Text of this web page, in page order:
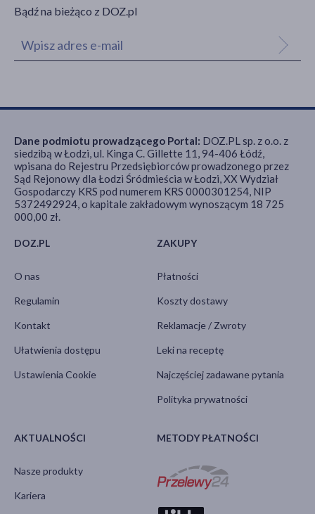
Bądź na bieżąco z DOZ.pl
DOZ.PL
O nas
Regulamin
Kontakt
Ułatwienia dostępu
Ustawienia Cookie
ZAKUPY
Płatności
Koszty dostawy
Reklamacje / Zwroty
Leki na receptę
Najczęściej zadawane pytania
Polityka prywatności
AKTUALNOŚCI
Nasze produkty
Kariera
METODY PŁATNOŚCI
Dane podmiotu prowadzącego Portal: DOZ.PL sp. z o.o. z
siedzibą w Łodzi, ul. Kinga C. Gillette 11, 94-406 Łódź,
wpisana do Rejestru Przedsiębiorców prowadzonego przez
Sąd Rejonowy dla Łodzi Śródmieścia w Łodzi, XX Wydział
Gospodarczy KRS pod numerem KRS 0000301254, NIP
5372492924, o kapitale zakładowym wynoszącym 18 725
000,00 zł.